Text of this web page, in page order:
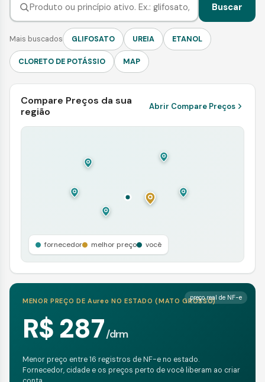
Buscar
Mais buscados GLIFOSATO UREIA ETANOL
CLORETO DE POTÁSSIO MAP
Compare Preços da sua
região
Abrir Compare Preços
fornecedor melhor preço você
preço real de NF-e
MENOR PREÇO DE Aureo NO ESTADO (MATO GROSSO)
R$ 287/drm
Menor preço entre 16 registros de NF-e no estado.
Fornecedor, cidade e os preços perto de você liberam ao criar